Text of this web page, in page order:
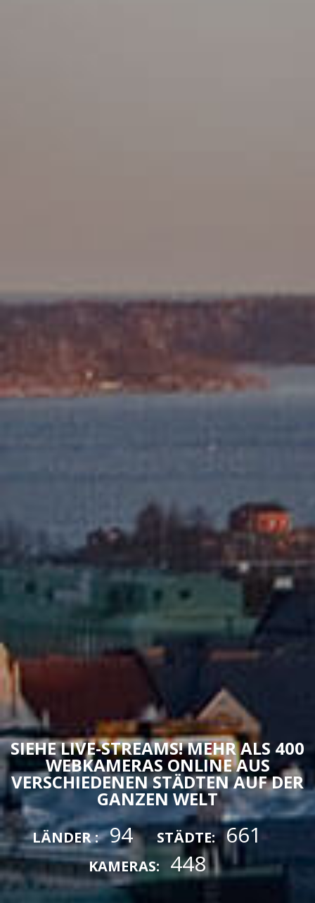
SIEHE LIVE-STREAMS! MEHR ALS 400
WEBKAMERAS ONLINE AUS
VERSCHIEDENEN STÄDTEN AUF DER
GANZEN WELT
LÄNDER : 94 STÄDTE: 661
KAMERAS: 448